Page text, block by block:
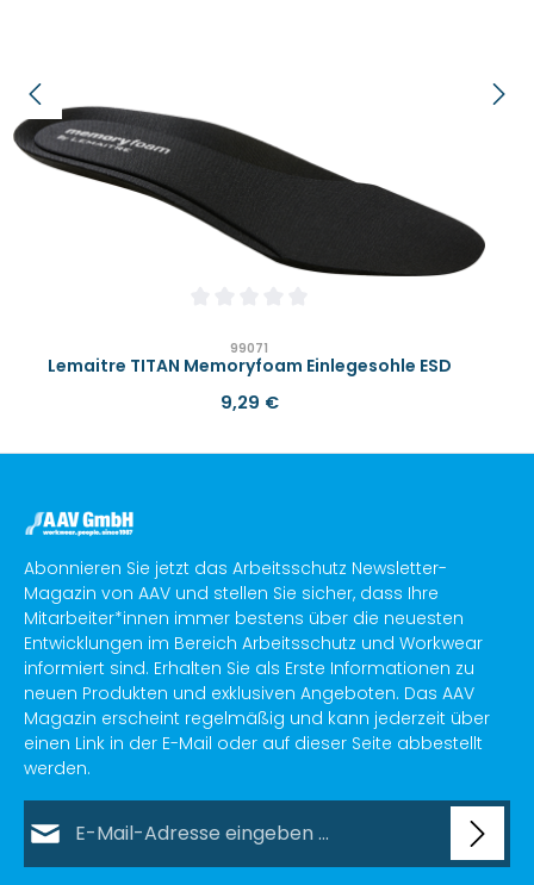
99071
Lemaitre TITAN Memoryfoam Einlegesohle ESD
Regulärer Preis:
9,29 €
Abonnieren Sie jetzt das Arbeitsschutz Newsletter-
Magazin von AAV und stellen Sie sicher, dass Ihre
Mitarbeiter*innen immer bestens über die neuesten
Entwicklungen im Bereich Arbeitsschutz und Workwear
informiert sind. Erhalten Sie als Erste Informationen zu
neuen Produkten und exklusiven Angeboten. Das AAV
Magazin erscheint regelmäßig und kann jederzeit über
einen Link in der E-Mail oder auf dieser Seite abbestellt
werden.